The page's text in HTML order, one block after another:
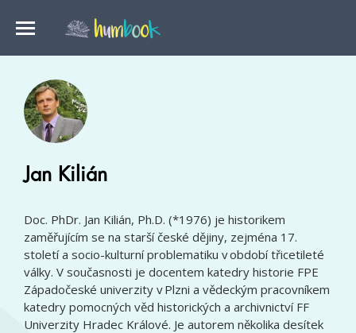
Jan Kilián
Doc. PhDr. Jan Kilián, Ph.D. (*1976) je historikem
zaměřujícím se na starší české dějiny, zejména 17.
století a socio-kulturní problematiku v období třicetileté
války. V současnosti je docentem katedry historie FPE
Západočeské univerzity v Plzni a vědeckým pracovníkem
katedry pomocných věd historických a archivnictví FF
Univerzity Hradec Králové. Je autorem několika desítek